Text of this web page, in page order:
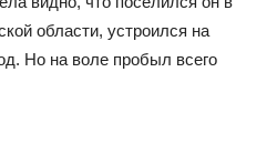
области, устроился на
Но на воле пробыл всего